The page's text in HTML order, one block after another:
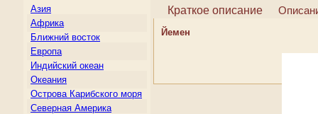
Азия
Африка
Ближний восток
Европа
Индийский океан
Океания
Острова Карибского моря
Северная Америка
Краткое описание
Йемен